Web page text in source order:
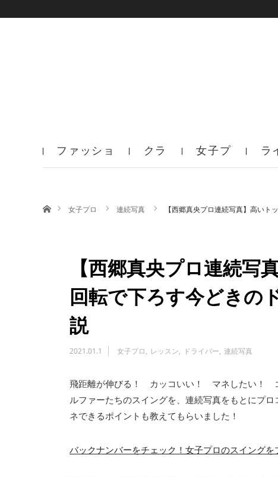
ファッショ クラ 女子プ ラ
ホーム女子プロ 連続写真 【西郷真央プロ連続写真】高い
【西郷真央プロ連続写
回転で下ろす今どきの
説
2021.01.1 女子プロ レッスン ドライバー 連続写真
飛距離が伸びる！ カッコいい！ マネしたい！
ルファーたちのスイングを、連続写真をもとにプ
ネできるポイントも教えてもらいました！
バックナンバーをチェック！女子プロのスイング